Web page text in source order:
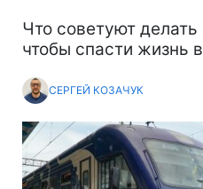
Что советуют
чтобы спасти жизнь
СЕРГЕЙ КОЗАЧУК